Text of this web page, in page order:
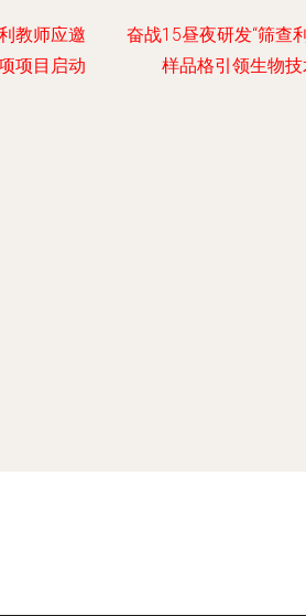
教师应邀
项目启动
奋战15昼夜研发“筛查
样品格引领生物